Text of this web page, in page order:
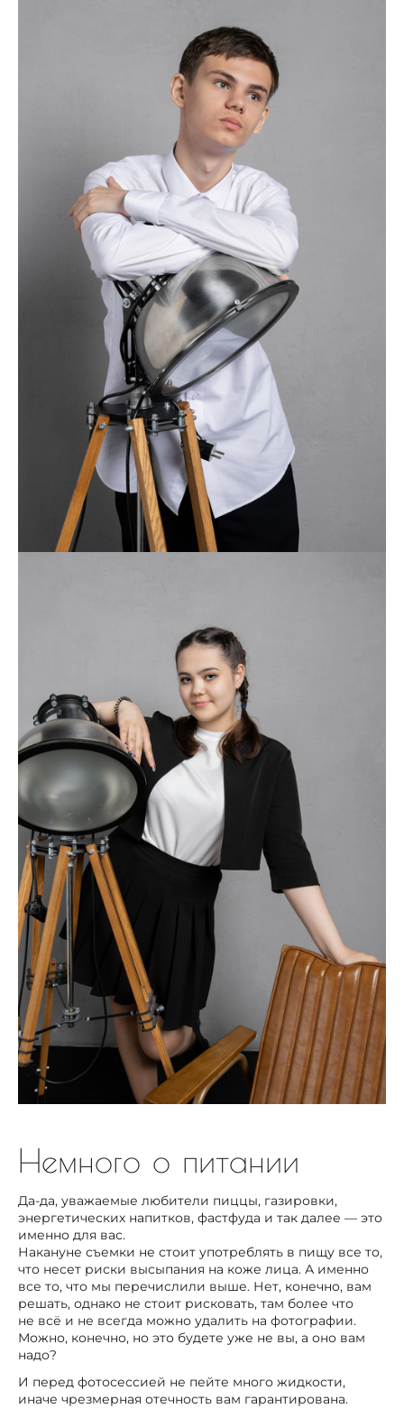
Немного о питании
Да-да, уважаемые любители пиццы, газировки,
энергетических напитков, фастфуда и так далее — это
именно для вас.
Накануне съемки не стоит употреблять в пищу все то,
что несет риски высыпания на коже лица. А именно
все то, что мы перечислили выше. Нет, конечно, вам
решать, однако не стоит рисковать, там более что
не всё и не всегда можно удалить на фотографии.
Можно, конечно, но это будете уже не вы, а оно вам
надо?
И перед фотосессией не пейте много жидкости,
иначе чрезмерная отечность вам гарантирована.